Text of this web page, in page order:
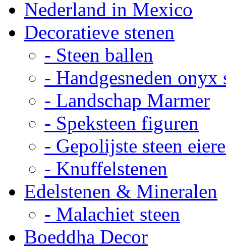
Nederland in Mexico
Decoratieve stenen
- Steen ballen
- Handgesneden onyx
- Landschap Marmer
- Speksteen figuren
- Gepolijste steen
- Knuffelstenen
Edelstenen & Mineralen
- Malachiet steen
Boeddha Decor